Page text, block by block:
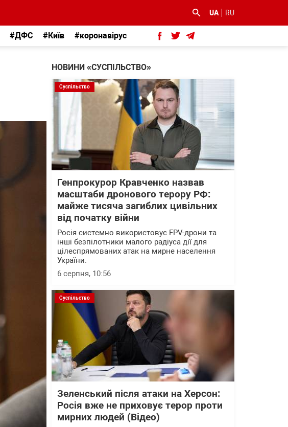
UA RU
#ДФС #Київ #коронавірус
НОВИНИ «СУСПІЛЬСТВО»
Суспільство
Генпрокурор Кравченко назвав
масштаби дронового терору РФ:
майже тисяча загиблих цивільних
від початку війни
Росія системно використовує FPV-дрони та
інші безпілотники малого радіуса дії для
цілеспрямованих атак на мирне населення
України.
6 серпня, 10:56
Суспільство
Зеленський після атаки на Херсон:
Росія вже не приховує терор проти
мирних людей (Відео)